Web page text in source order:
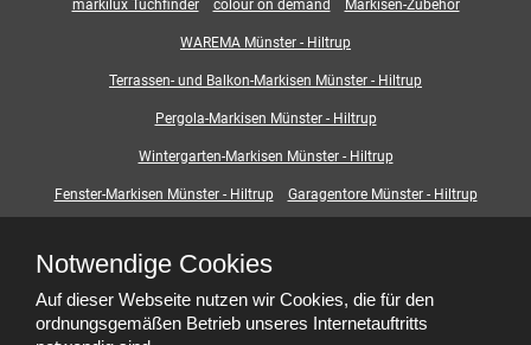
markilux Tuchfinder colour on demand Markisen-Zubehör
WAREMA Münster - Hiltrup
Terrassen- und Balkon-Markisen Münster - Hiltrup
Pergola-Markisen Münster - Hiltrup
Wintergarten-Markisen Münster - Hiltrup
Fenster-Markisen Münster - Hiltrup Garagentore Münster - Hiltrup
Smart-Home Digitaler-Kaufberater
Outdoor-Living
Notwendige Cookies
Auf dieser Webseite nutzen wir Cookies, die für den
ordnungsgemäßen Betrieb unseres Internetauftritts